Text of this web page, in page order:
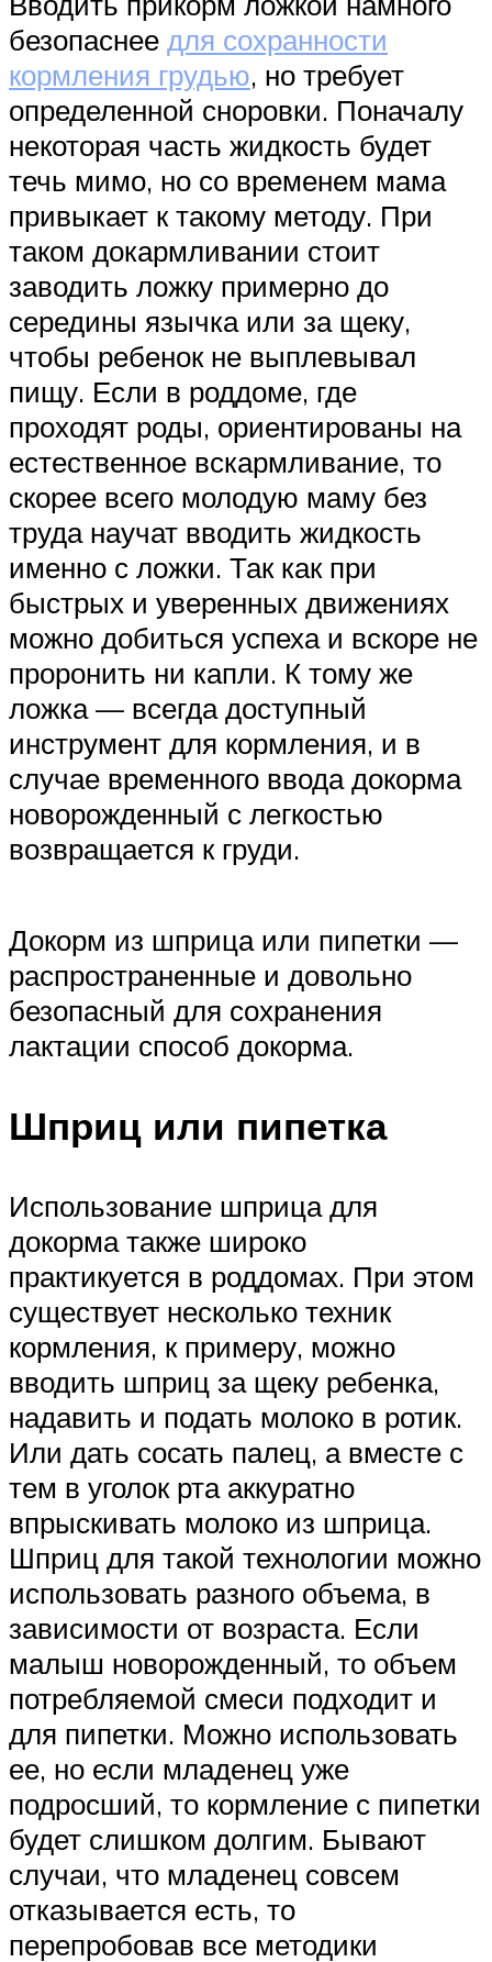
безопаснее для сохранности
кормления грудью, но требует
определенной сноровки. Поначалу
некоторая часть жидкость будет
течь мимо, но со временем мама
привыкает к такому методу. При
таком докармливании стоит
заводить ложку примерно до
середины язычка или за щеку,
чтобы ребенок не выплевывал
пищу. Если в роддоме, где
проходят роды, ориентированы на
естественное вскармливание, то
скорее всего молодую маму без
труда научат вводить жидкость
именно с ложки. Так как при
быстрых и уверенных движениях
можно добиться успеха и вскоре не
проронить ни капли. К тому же
ложка — всегда доступный
инструмент для кормления, и в
случае временного ввода докорма
новорожденный с легкостью
возвращается к груди.
Докорм из шприца или пипетки —
распространенные и довольно
безопасный для сохранения
лактации способ докорма.
Шприц или пипетка
Использование шприца для
докорма также широко
практикуется в роддомах. При этом
существует несколько техник
кормления, к примеру, можно
вводить шприц за щеку ребенка,
надавить и подать молоко в ротик.
Или дать сосать палец, а вместе с
тем в уголок рта аккуратно
впрыскивать молоко из шприца.
Шприц для такой технологии можно
использовать разного объема, в
зависимости от возраста. Если
малыш новорожденный, то объем
потребляемой смеси подходит и
для пипетки. Можно использовать
ее, но если младенец уже
подросший, то кормление с пипетки
будет слишком долгим. Бывают
случаи, что младенец совсем
отказывается есть, то
перепробовав все методики